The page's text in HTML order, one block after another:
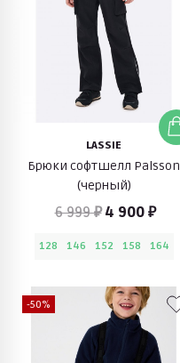
LASSIE
Брюки софтшелл Palsson
(черный)
6 999 ₽ 4 900 ₽
128 146 152 158 164
-50%